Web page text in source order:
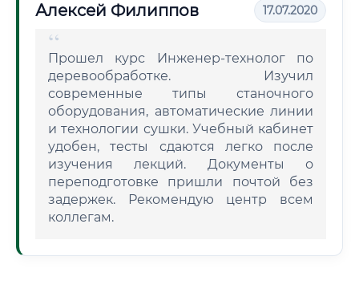
Алексей Филиппов 17.07.2020
Прошел курс Инженер-технолог по
деревообработке. Изучил
современные типы станочного
оборудования, автоматические линии
и технологии сушки. Учебный кабинет
удобен, тесты сдаются легко после
изучения лекций. Документы о
переподготовке пришли почтой без
задержек. Рекомендую центр всем
коллегам.